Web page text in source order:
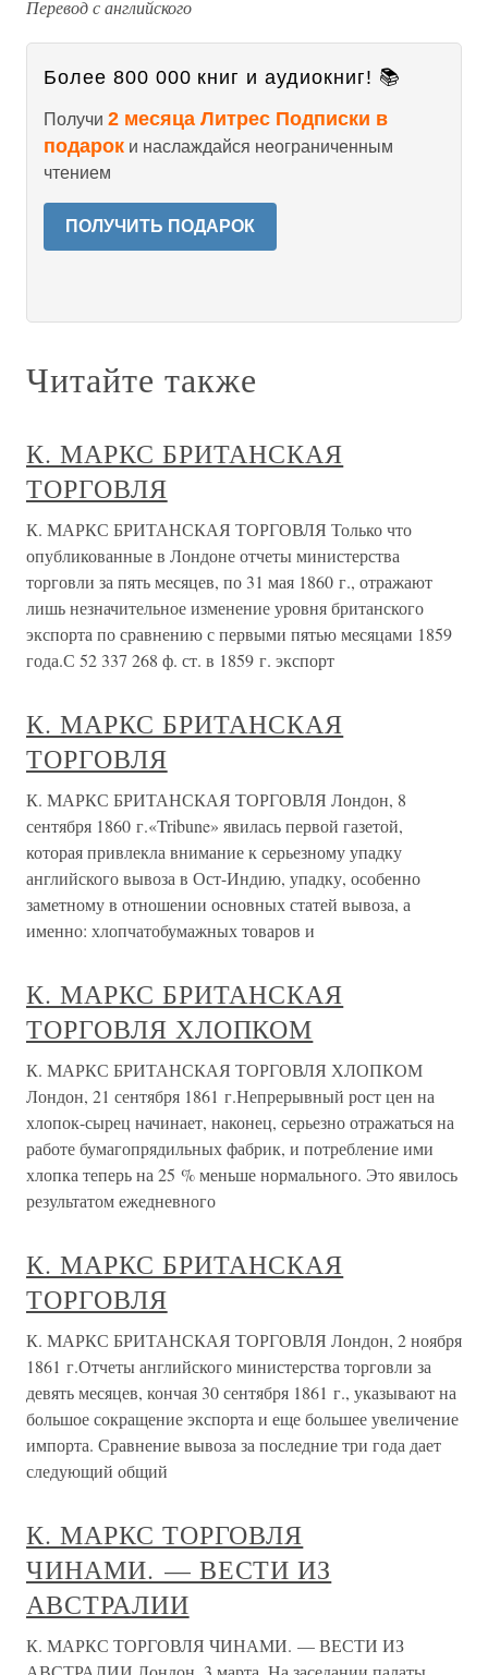
Перевод с английского
Более 800 000 книг и аудиокниг! 📚
Получи 2 месяца Литрес Подписки в
подарок и наслаждайся неограниченным
чтением
ПОЛУЧИТЬ ПОДАРОК
Читайте также
К. МАРКС БРИТАНСКАЯ
ТОРГОВЛЯ
К. МАРКС БРИТАНСКАЯ ТОРГОВЛЯ Только что
опубликованные в Лондоне отчеты министерства
торговли за пять месяцев, по 31 мая 1860 г., отражают
лишь незначительное изменение уровня британского
экспорта по сравнению с первыми пятью месяцами 1859
года.С 52 337 268 ф. ст. в 1859 г. экспорт
К. МАРКС БРИТАНСКАЯ
ТОРГОВЛЯ
К. МАРКС БРИТАНСКАЯ ТОРГОВЛЯ Лондон, 8
сентября 1860 г.«Tribune» явилась первой газетой,
которая привлекла внимание к серьезному упадку
английского вывоза в Ост-Индию, упадку, особенно
заметному в отношении основных статей вывоза, а
именно: хлопчатобумажных товаров и
К. МАРКС БРИТАНСКАЯ
ТОРГОВЛЯ ХЛОПКОМ
К. МАРКС БРИТАНСКАЯ ТОРГОВЛЯ ХЛОПКОМ
Лондон, 21 сентября 1861 г.Непрерывный рост цен на
хлопок-сырец начинает, наконец, серьезно отражаться на
работе бумагопрядильных фабрик, и потребление ими
хлопка теперь на 25 % меньше нормального. Это явилось
результатом ежедневного
К. МАРКС БРИТАНСКАЯ
ТОРГОВЛЯ
К. МАРКС БРИТАНСКАЯ ТОРГОВЛЯ Лондон, 2 ноября
1861 г.Отчеты английского министерства торговли за
девять месяцев, кончая 30 сентября 1861 г., указывают на
большое сокращение экспорта и еще большее увеличение
импорта. Сравнение вывоза за последние три года дает
следующий общий
К. МАРКС ТОРГОВЛЯ
ЧИНАМИ. — ВЕСТИ ИЗ
АВСТРАЛИИ
К. МАРКС ТОРГОВЛЯ ЧИНАМИ. — ВЕСТИ ИЗ